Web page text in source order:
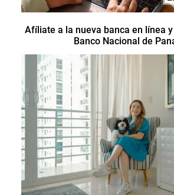
Afíliate a la nueva banca en línea
Banco Nacional de